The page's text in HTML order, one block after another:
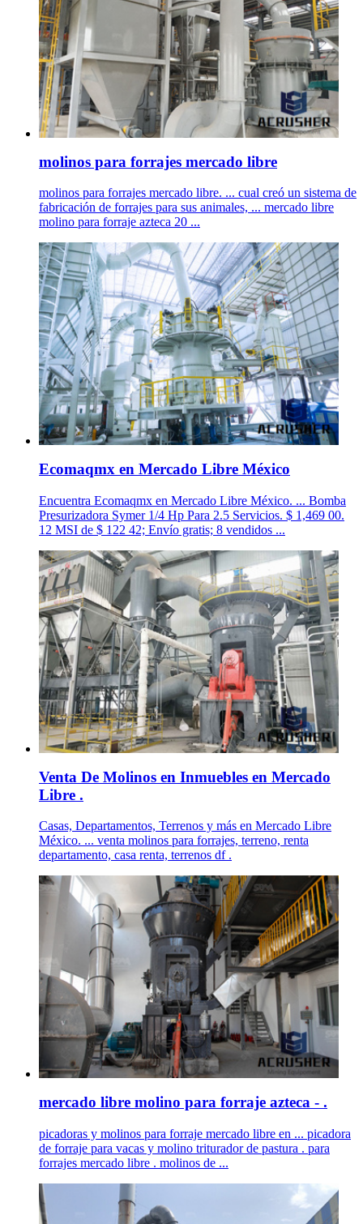
molinos para forrajes mercado libre
molinos para forrajes mercado libre. ... cual creó un sistema de
fabricación de forrajes para sus animales, ... mercado libre
molino para forraje azteca 20 ...
Ecomaqmx en Mercado Libre México
Encuentra Ecomaqmx en Mercado Libre México. ... Bomba
Presurizadora Symer 1/4 Hp Para 2.5 Servicios. $ 1,469 00.
12 MSI de $ 122 42; Envío gratis; 8 vendidos ...
Venta De Molinos en Inmuebles en Mercado
Libre .
Casas, Departamentos, Terrenos y más en Mercado Libre
México. ... venta molinos para forrajes, terreno, renta
departamento, casa renta, terrenos df .
mercado libre molino para forraje azteca - .
picadoras y molinos para forraje mercado libre en ... picadora
de forraje para vacas y molino triturador de pastura . para
forrajes mercado libre . molinos de ...